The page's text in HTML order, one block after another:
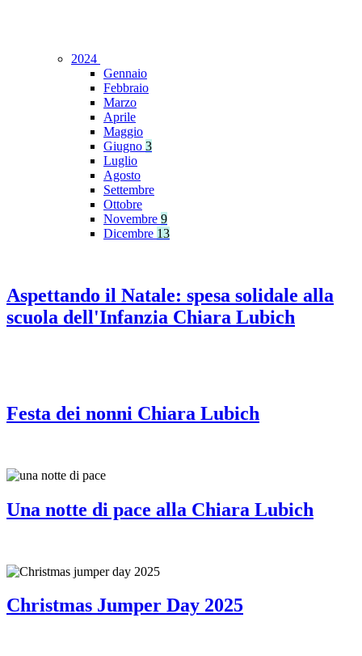
2024
Gennaio
Febbraio
Marzo
Aprile
Maggio
Giugno 3
Luglio
Agosto
Settembre
Ottobre
Novembre 9
Dicembre 13
Aspettando il Natale: spesa solidale alla
scuola dell'Infanzia Chiara Lubich
Festa dei nonni Chiara Lubich
Una notte di pace alla Chiara Lubich
Christmas Jumper Day 2025